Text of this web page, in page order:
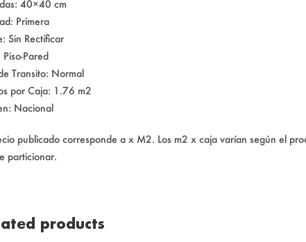
40×40 cm
Primera
Sin Rectificar
Piso-Pared
Transito: Normal
por Caja: 1.76 m2
Nacional
publicado corresponde a x M2. Los m2 x caja varían según el
particionar.
products